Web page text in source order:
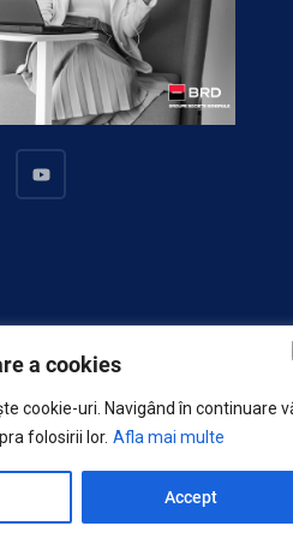
a cookies
cookie-uri. Navigând în continuare
folosirii lor. Afla mai multe
Accept
Medicilor Iași